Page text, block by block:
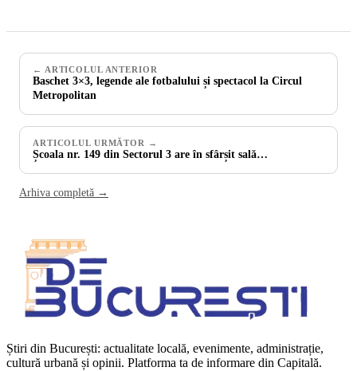
← ARTICOLUL ANTERIOR
Baschet 3×3, legende ale fotbalului și spectacol la Circul
Metropolitan
ARTICOLUL URMĂTOR →
Școala nr. 149 din Sectorul 3 are în sfârșit sală…
Arhiva completă →
Știri din București: actualitate locală, evenimente, administrație,
cultură urbană și opinii. Platforma ta de informare din Capitală.